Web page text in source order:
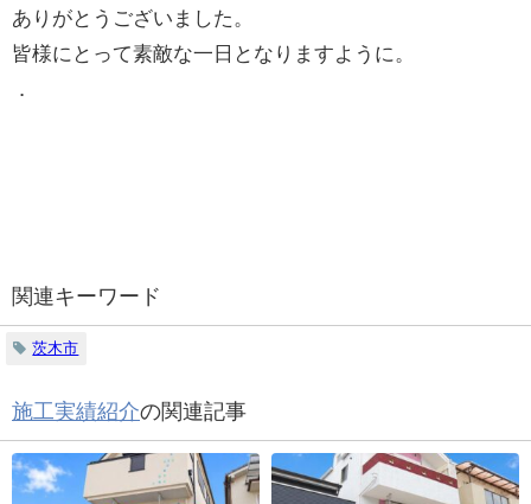
ありがとうございました。
皆様にとって素敵な一日となりますように。
関連キーワード
茨木市
施工実績紹介の関連記事